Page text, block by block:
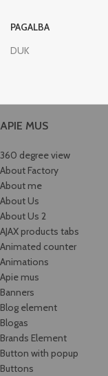
PAGALBA
DUK
APIE MUS
360 degree view
About Factory
About me
About Us
About Us 2
AJAX products tabs
Animated counter
Animations
Apie mus
Banners
Blog element
Blogas
Brands Element
Button with popup
Buttons